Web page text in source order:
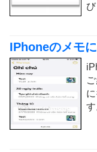
IPhoneのメモ
す